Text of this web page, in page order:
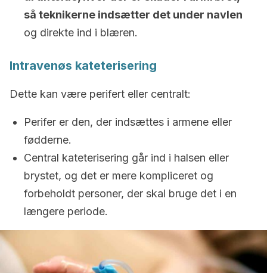
så teknikerne indsætter det under navlen
og direkte ind i blæren.
Intravenøs kateterisering
Dette kan være perifert eller centralt:
Perifer er den, der indsættes i armene eller
fødderne.
Central kateterisering går ind i halsen eller
brystet, og det er mere kompliceret og
forbeholdt personer, der skal bruge det i en
længere periode.